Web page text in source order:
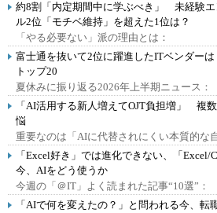
約8割「内定期間中に学ぶべき」 未経験エ
ル2位「モチベ維持」を超えた1位は？
「やる必要ない」派の理由とは：
富士通を抜いて2位に躍進したITベンダー
トップ20
夏休みに振り返る2026年上半期ニュース：
「AI活用する新人増えてOJT負担増」 複
悩
重要なのは「AIに代替されにくい本質的な
「Excel好き」では進化できない、「Excel/
今、AIをどう使うか
今週の「＠IT」よく読まれた記事“10選”：
「AIで何を変えたの？」と問われる今、転